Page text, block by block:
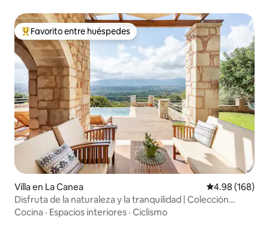
De los mejores en Favorito entre huéspedes
Favorito entre huéspedes
Villa en La Canea Calificación
4.98 (168)
Disfruta de la naturaleza y la tranquilidad | Colección
Harmonia
Cocina · Espacios interiores · Ciclismo